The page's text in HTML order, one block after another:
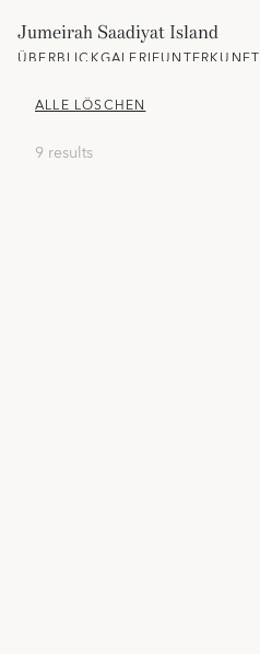
Jumeirah Saadiyat Island
ÜBERBLICKGALERIEUNTERKUNFT
ALLE LÖSCHEN
9 results